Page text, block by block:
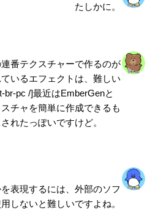
たしかに。
番テクスチャーで作るのが
いるエフェクトは、難しい
br-pc /]最近はEmberGenと
チャを簡単に作成できるも
れたっぽいですけど。
表現するには、外部のソフ
用しないと難しいですよね。